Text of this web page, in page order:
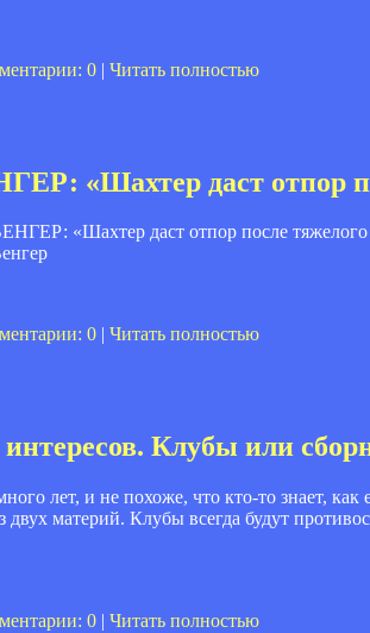
0 | Читать полностью
«Шахтер даст отпор
0 Читать полностью
Клубы или
лет, и не похоже, что кто-то знает,
двух материй. Клубы всегда будут
0 | Читать полностью